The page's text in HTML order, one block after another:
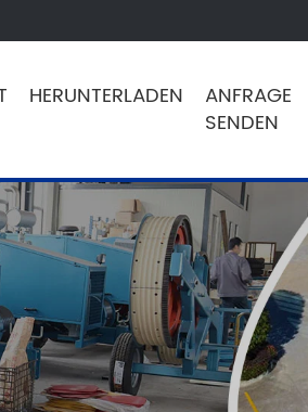
HERUNTERLADEN
ANFRAGE
SENDEN